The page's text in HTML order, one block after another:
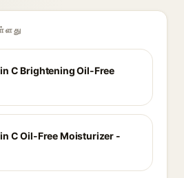
C Brightening Oil-Free
C Oil-Free Moisturizer -